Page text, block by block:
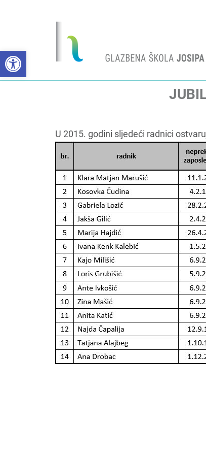
Open toolbar
U 2015. godini sljedeći radnici